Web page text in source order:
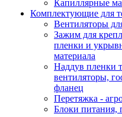
Капиллярные
Комплектующие для
Вентиляторы
Зажим для
пленки и
материала
Наддув пленки
вентиляторы,
фланец
Перетяжка -
Блоки питания,